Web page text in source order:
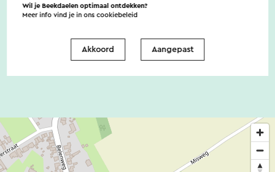
Wil je Beekdaelen optimaal ontdekken?
Meer info vind je in onscookiebeleid
Akkoord Aangepast